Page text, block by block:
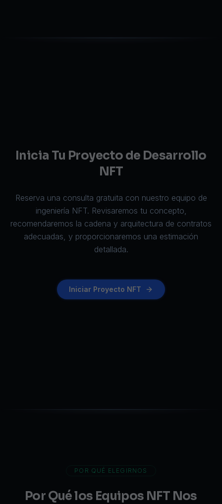
Inicia Tu Proyecto de Desarrollo
NFT
Reserva una consulta gratuita con nuestro equipo de
ingeniería NFT. Revisaremos tu concepto,
recomendaremos la cadena y arquitectura de contratos
adecuadas, y proporcionaremos una estimación
detallada.
Iniciar Proyecto NFT
POR QUÉ ELEGIRNOS
Por Qué los Equipos NFT Nos